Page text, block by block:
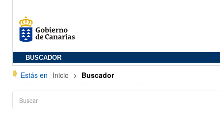
BUSCADOR
Estás en Inicio > Buscador